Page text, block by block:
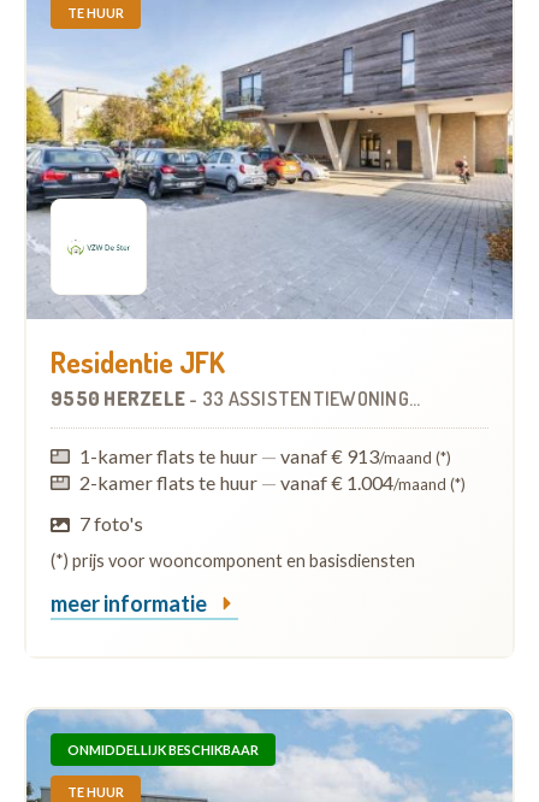
TE HUUR
Residentie JFK
9550 HERZELE - 33 ASSISTENTIEWONINGEN
1-kamer flats te huur — vanaf € 913/maand (*)
2-kamer flats te huur — vanaf € 1.004/maand (*)
7 foto's
(*) prijs voor wooncomponent en basisdiensten
meer informatie
ONMIDDELLIJK BESCHIKBAAR
TE HUUR